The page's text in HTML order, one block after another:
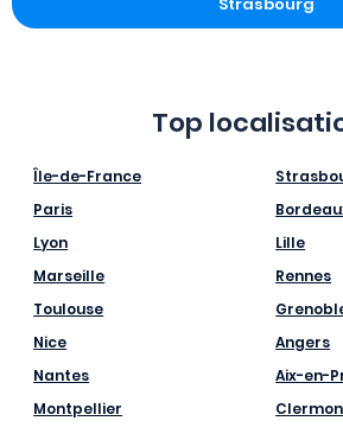
Top
Île-de-France
Paris
Lyon
Marseille
Toulouse
Nice
Nantes
Montpellier
Lille
Rennes
Angers
Aix-en-